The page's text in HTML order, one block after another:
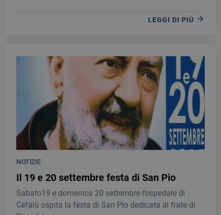
LEGGI DI PIÙ
NOTIZIE
Il 19 e 20 settembre festa di San Pio
Sabato19 e domenica 20 settembre l’ospedale di
Cefalù ospita la festa di San Pio dedicata al frate di